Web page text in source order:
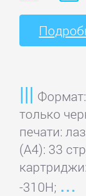
только
печати:
(А4): 33
-310H;